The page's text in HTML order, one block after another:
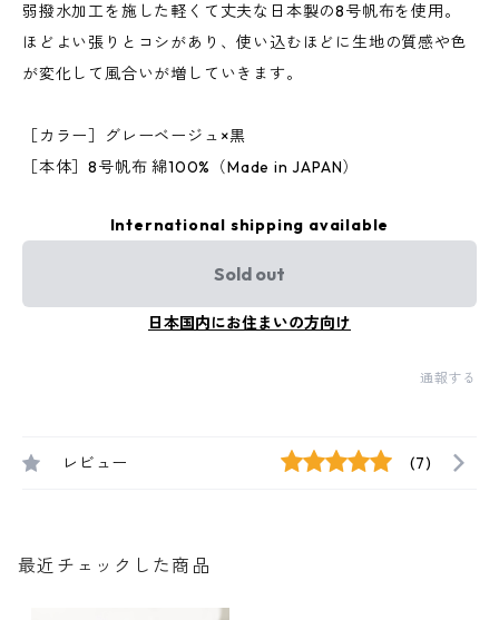
弱撥水加工を施した軽くて丈夫な日本製の8号帆布を使用。
ほどよい張りとコシがあり、使い込むほどに生地の質感や色
が変化して風合いが増していきます。
［カラー］グレーベージュ×黒
［本体］8号帆布 綿100%（Made in JAPAN）
International shipping available
Sold out
日本国内にお住まいの方向け
通報する
レビュー (7)
最近チェックした商品